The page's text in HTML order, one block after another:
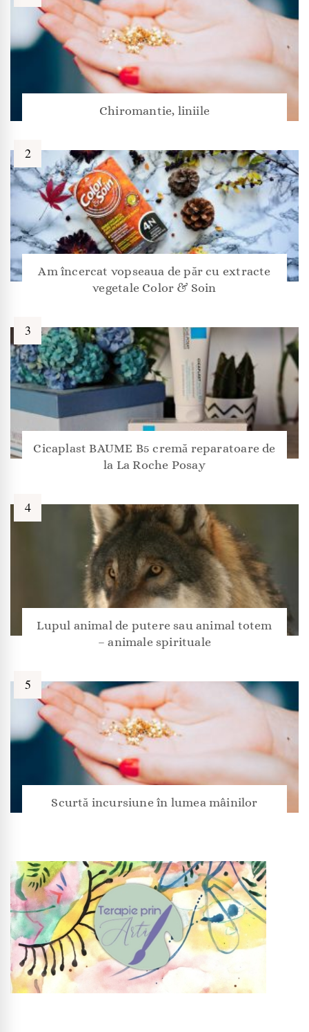
Chiromantie, liniile
Am încercat vopseaua de păr cu extracte
vegetale Color & Soin
Cicaplast BAUME B5 cremă reparatoare de
la La Roche Posay
Lupul animal de putere sau animal totem
– animale spirituale
Scurtă incursiune în lumea mâinilor